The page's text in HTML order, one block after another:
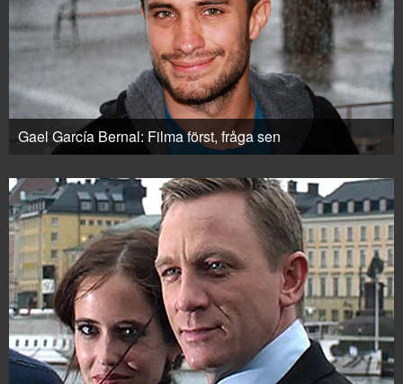
Gael García Bernal: Filma först, fråga sen